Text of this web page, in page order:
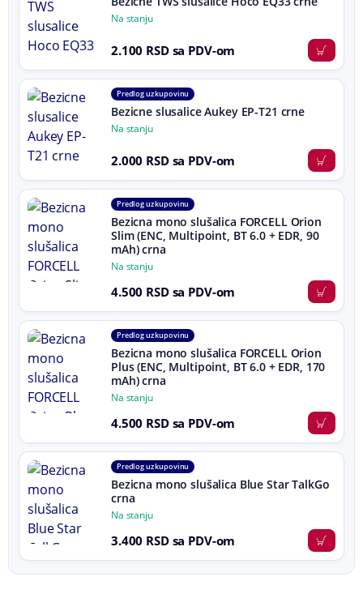
Na stanju
2.100 RSD sa PDV-om
Predlog uz kupovinu
Bezicne slusalice Aukey EP-T21 crne
Na stanju
2.000 RSD sa PDV-om
Predlog uz kupovinu
Bezicna mono slušalica FORCELL Orion
Slim (ENC, Multipoint, BT 6.0 + EDR, 90
mAh) crna
Na stanju
4.500 RSD sa PDV-om
Predlog uz kupovinu
Bezicna mono slušalica FORCELL Orion
Plus (ENC, Multipoint, BT 6.0 + EDR, 170
mAh) crna
Na stanju
4.500 RSD sa PDV-om
Predlog uz kupovinu
Bezicna mono slušalica Blue Star TalkGo
crna
Na stanju
3.400 RSD sa PDV-om